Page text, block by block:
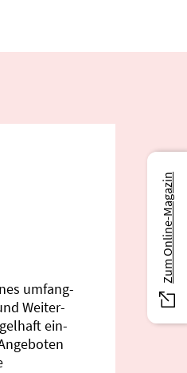
umfang­
Weiter­
ein-
Zum Online-Magazin